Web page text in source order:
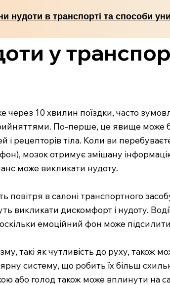
нудоти в транспорті та способи
у
через 10 хвилин поїздки, часто
По-перше, це явище може
і рецепторів тіла. Коли ви
мозок отримує змішану
може викликати нудоту.
повітря в салоні транспортного
викликати дискомфорт і нудоту.
емоційний фон може підсилити
такі як чутливість до руху,
систему, що робить їх більш
або голод також може вплинути на